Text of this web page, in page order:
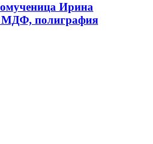
Ирина
МДФ, полиграфия